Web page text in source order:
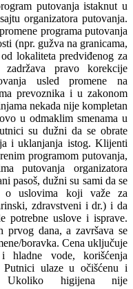
putovanja istaknut u
organizatora putovanja.
programa putovanja
(npr. gužva na granicama,
lokaliteta predviđenog za
pravo korekcije
usled promene na
prevoznika i u zakonom
nekada nije kompletan
u odmaklim smenama u
su dužni da se obrate
i uklanjanja istog. Klijenti
programom putovanja,
putovanja organizatora
pasoš, dužni su sami da se
o uslovima koji važe za
zdravstveni i dr.) i da
potrebne uslove i isprave.
prvog dana, a završava se
boravka. Cena uključuje
hladne vode, korišćenja
ulaze u očišćenu i
Ukoliko higijena nije